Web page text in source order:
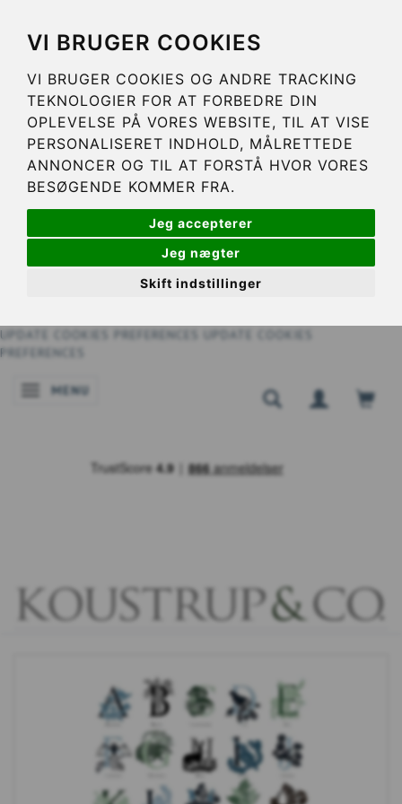
VI BRUGER COOKIES
VI BRUGER COOKIES OG ANDRE TRACKING
TEKNOLOGIER FOR AT FORBEDRE DIN
OPLEVELSE PÅ VORES WEBSITE, TIL AT VISE
PERSONALISERET INDHOLD, MÅLRETTEDE
ANNONCER OG TIL AT FORSTÅ HVOR VORES
BESØGENDE KOMMER FRA.
Jeg accepterer
Jeg nægter
Skift indstillinger
UPDATE COOKIES PREFERENCES
UPDATE COOKIES
PREFERENCES
SKIFTE NAVIGATION
MENU